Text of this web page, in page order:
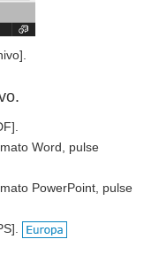
Word, pulse
PowerPoint, pulse